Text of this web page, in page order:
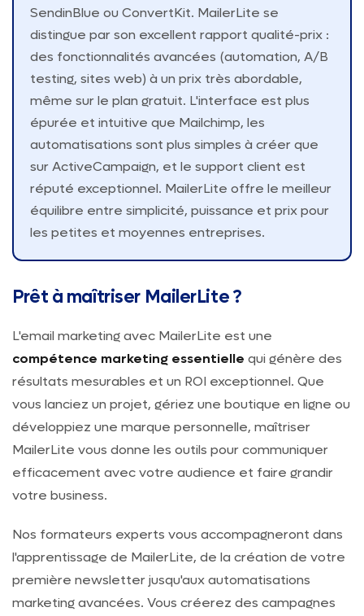
SendinBlue ou ConvertKit. MailerLite se
distingue par son excellent rapport qualité-prix :
des fonctionnalités avancées (automation, A/B
testing, sites web) à un prix très abordable,
même sur le plan gratuit. L'interface est plus
épurée et intuitive que Mailchimp, les
automatisations sont plus simples à créer que
sur ActiveCampaign, et le support client est
réputé exceptionnel. MailerLite offre le meilleur
équilibre entre simplicité, puissance et prix pour
les petites et moyennes entreprises.
Prêt à maîtriser MailerLite ?
L'email marketing avec MailerLite est une
compétence marketing essentielle qui génère des
résultats mesurables et un ROI exceptionnel. Que
vous lanciez un projet, gériez une boutique en ligne ou
développiez une marque personnelle, maîtriser
MailerLite vous donne les outils pour communiquer
efficacement avec votre audience et faire grandir
votre business.
Nos formateurs experts vous accompagneront dans
l'apprentissage de MailerLite, de la création de votre
première newsletter jusqu'aux automatisations
marketing avancées. Vous créerez des campagnes